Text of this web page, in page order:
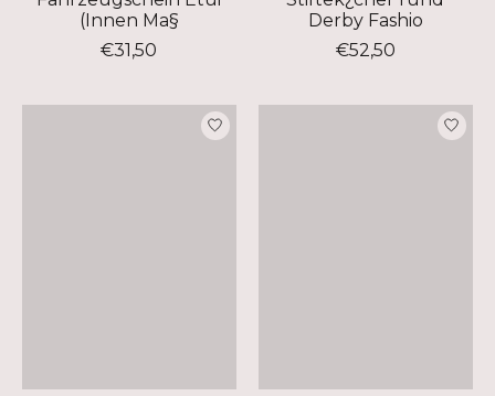
(Innen Ma§
€31,50
Derby Fashio
€52,50